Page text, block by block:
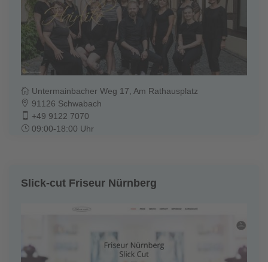
Untermainbacher Weg 17, Am Rathausplatz
91126 Schwabach
+49 9122 7070
09:00-18:00 Uhr
Slick-cut Friseur Nürnberg